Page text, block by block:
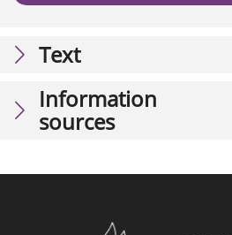
Text
Information
sources